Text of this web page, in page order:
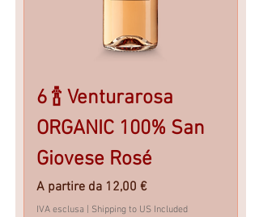
6 🍾 Venturarosa
ORGANIC 100% San
Giovese Rosé
A partire da 12,00 €
Prezzo scontato
IVA esclusa Shipping to US Included